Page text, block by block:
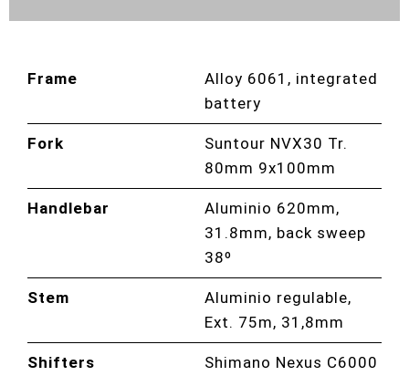
Frame
Alloy 6061, integrated
battery
Fork
Suntour NVX30 Tr.
80mm 9x100mm
Handlebar
Aluminio 620mm,
31.8mm, back sweep
38º
Stem
Aluminio regulable,
Ext. 75m, 31,8mm
Shifters
Shimano Nexus C6000